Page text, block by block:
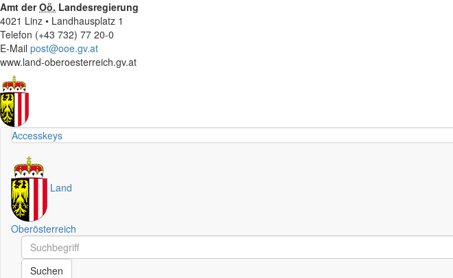
Amt derOö. Landesregierung
4021 Linz • Landhausplatz 1
Telefon (+43 732) 77 20-0
E-Mail post@ooe.gv.at
www.land-oberoesterreich.gv.at
Accesskeys
Land
Oberösterreich
Schnellsuche
Schnellsuche
Suchen